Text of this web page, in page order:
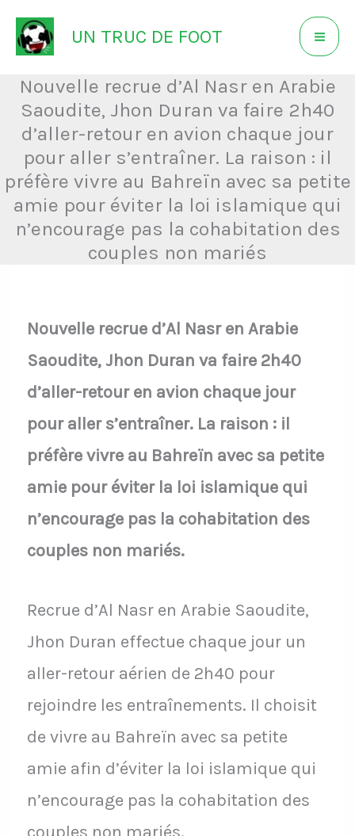
Aller
au
contenu
UN TRUC DE FOOT
Nouvelle recrue d’Al Nasr en Arabie
Saoudite, Jhon Duran va faire 2h40
d’aller-retour en avion chaque jour
pour aller s’entraîner. La raison : il
préfère vivre au Bahreïn avec sa petite
amie pour éviter la loi islamique qui
n’encourage pas la cohabitation des
couples non mariés
Nouvelle recrue d’Al Nasr en Arabie
Saoudite, Jhon Duran va faire 2h40
d’aller-retour en avion chaque jour
pour aller s’entraîner. La raison : il
préfère vivre au Bahreïn avec sa petite
amie pour éviter la loi islamique qui
n’encourage pas la cohabitation des
couples non mariés.
Recrue d’Al Nasr en Arabie Saoudite,
Jhon Duran effectue chaque jour un
aller-retour aérien de 2h40 pour
rejoindre les entraînements. Il choisit
de vivre au Bahreïn avec sa petite
amie afin d’éviter la loi islamique qui
n’encourage pas la cohabitation des